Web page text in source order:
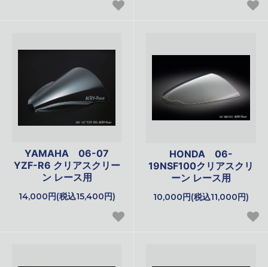
YAMAHA 06-07
YZF-R6 クリアスクリー
ン レース用
14,000円(税込15,400円)
HONDA 06-
19NSF100クリアスクリ
ーン レース用
10,000円(税込11,000円)